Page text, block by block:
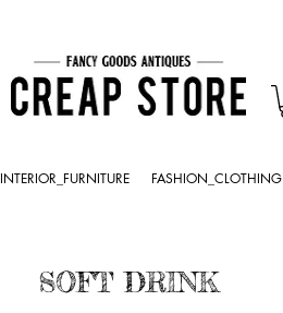
INTERIOR_FURNITURE FASHION_CLOTHING
SOFT DRINK